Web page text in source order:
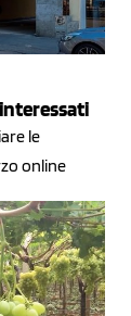
le
online